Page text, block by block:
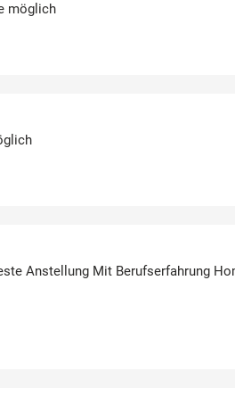
möglich
Anstellung Mit Berufserfahrung